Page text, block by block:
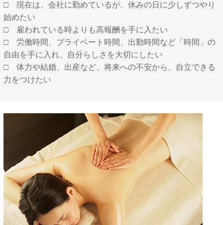
□ 現在は、会社に勤めているが、休みの日に少しずつやり
始めたい
□ 雇われている時よりも高報酬を手に入たい
□ 労働時間、プライベート時間、出勤時間など「時間」の
自由を手に入れ、自分らしさを大切にしたい
□ 体力や結婚、出産など、将来への不安から、自立できる
力をつけたい